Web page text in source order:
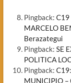
Pingback: C19
MARCELO
Berazategui
Pingback: SE
POLITICA
Pingback:
MUNICIPIO